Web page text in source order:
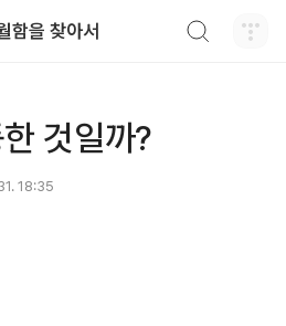
함을 찾아서
것일까?
18:35